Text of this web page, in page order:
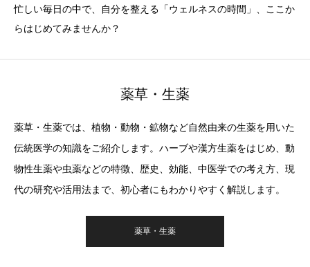
忙しい毎日の中で、自分を整える「ウェルネスの時間」、ここか
らはじめてみませんか？
薬草・生薬
薬草・生薬では、植物・動物・鉱物など自然由来の生薬を用いた
伝統医学の知識をご紹介します。ハーブや漢方生薬をはじめ、動
物性生薬や虫薬などの特徴、歴史、効能、中医学での考え方、現
代の研究や活用法まで、初心者にもわかりやすく解説します。
薬草・生薬